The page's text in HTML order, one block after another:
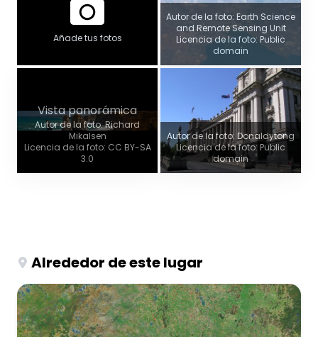
Añade tus fotos
Autor de la foto: Earth Science
and Remote Sensing Unit
Licencia de la foto: Public
domain
Vista panorámica
Autor de la foto: Richard
Mikalsen
Licencia de la foto: CC BY-SA
3.0
Autor de la foto: Donaldytong
Licencia de la foto: Public
domain
Alrededor de este lugar